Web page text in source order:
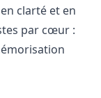
clarté et en
par cœur :